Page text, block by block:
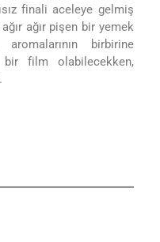
finali aceleye gelmiş
ağır pişen bir yemek
birbirine
bir film olabilecekken,